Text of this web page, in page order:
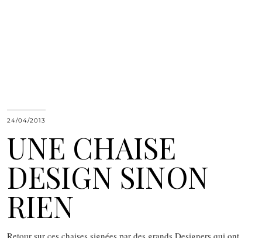
24/04/2013
UNE CHAISE
DESIGN SINON
RIEN
Retour sur ces chaises signées par des grands Designers qui ont